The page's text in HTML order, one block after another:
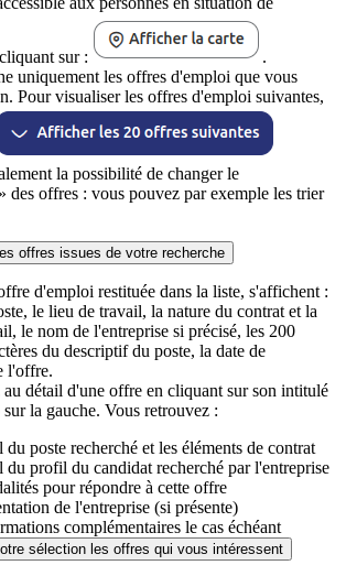
sur :
.
uniquement les offres d'emploi que vous
Pour visualiser les offres d'emploi suivantes,
la possibilité de changer le
des offres : vous pouvez par exemple les trier
offres issues de votre recherche
d'emploi restituée dans la liste, s'affichent :
le lieu de travail, la nature du contrat et la
le nom de l'entreprise si précisé, les 200
du descriptif du poste, la date de
l'offre.
au détail d'une offre en cliquant sur son intitulé
la gauche. Vous retrouvez :
du poste recherché et les éléments de contrat
du profil du candidat recherché par l'entreprise
pour répondre à cette offre
de l'entreprise (si présente)
complémentaires le cas échéant
sélection les offres qui vous intéressent